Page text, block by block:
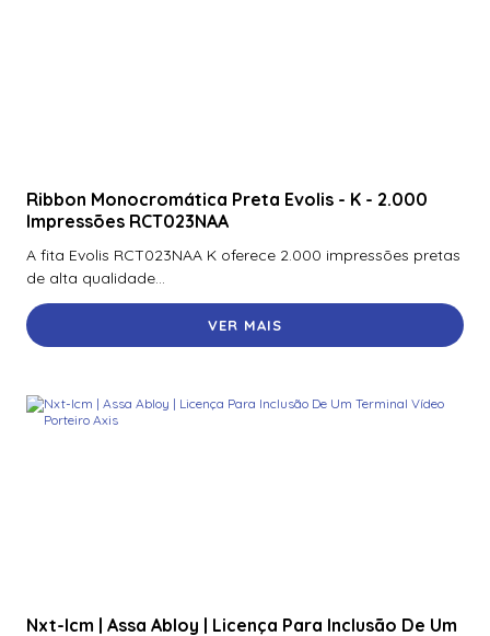
Ribbon Monocromática Preta Evolis - K - 2.000
Impressões RCT023NAA
A fita Evolis RCT023NAA K oferece 2.000 impressões pretas
de alta qualidade...
VER MAIS
Nxt-Icm | Assa Abloy | Licença Para Inclusão De Um